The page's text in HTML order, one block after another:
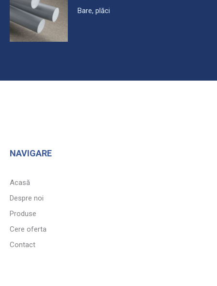
Bare, plăci
NAVIGARE
Acasă
Despre noi
Produse
Cere oferta
Contact